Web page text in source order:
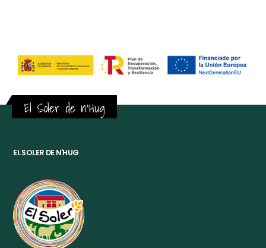
El Soler de n'Hug
EL SOLER DE N'HUG